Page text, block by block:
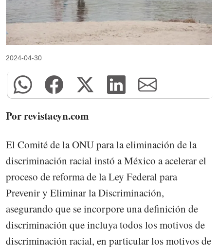
2024-04-30
Por revistaeyn.com
El Comité de la ONU para la eliminación de la
discriminación racial instó a México a acelerar el
proceso de reforma de la Ley Federal para
Prevenir y Eliminar la Discriminación,
asegurando que se incorpore una definición de
discriminación que incluya todos los motivos de
discriminación racial, en particular los motivos de